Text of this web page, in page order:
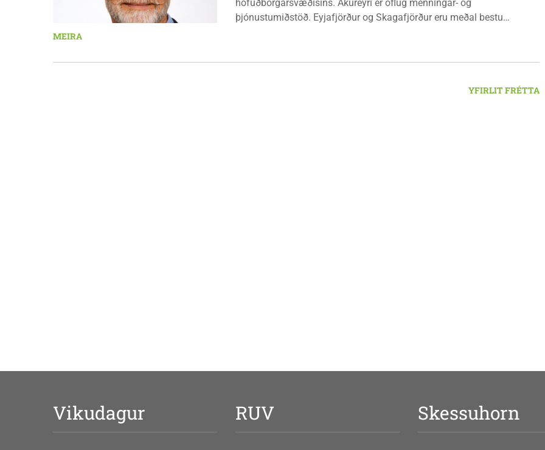
höfuðborgarsvæðisins. Akureyri er öflug menningar- og
þjónustumiðstöð. Eyjafjörður og Skagafjörður eru meðal bestu
orkuverkefni og nýsköpun.
MEIRA
YFIRLIT FRÉTTA
Vikudagur RUV Skessuhorn